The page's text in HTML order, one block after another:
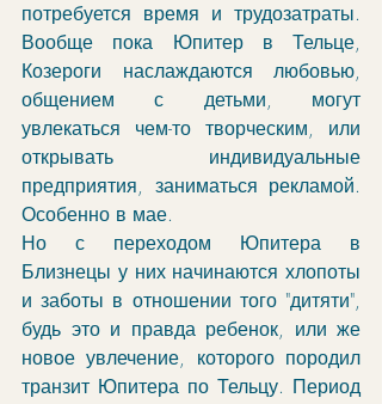
потребуется время и трудозатраты.
Вообще пока Юпитер в Тельце,
Козероги наслаждаются любовью,
общением с детьми, могут
увлекаться чем-то творческим, или
открывать индивидуальные
предприятия, заниматься рекламой.
Особенно в мае.
Но с переходом Юпитера в
Близнецы у них начинаются хлопоты
и заботы в отношении того "дитяти",
будь это и правда ребенок, или же
новое увлечение, которого породил
транзит Юпитера по Тельцу. Период